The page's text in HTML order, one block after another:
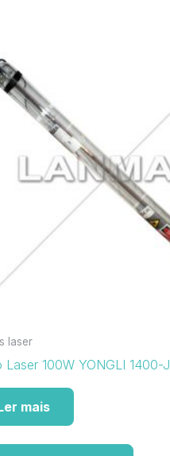
laser
Laser 100W YONGLI 1400-J
mais